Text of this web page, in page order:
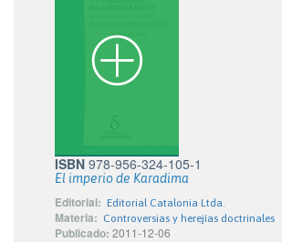
ISBN 978-956-324-105-1
El imperio de Karadima
Editorial: Editorial Catalonia Ltda.
Materia: Controversias y herejías doctrinales
Publicado: 2011-12-06